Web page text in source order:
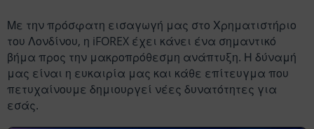
Με την πρόσφατη εισαγωγή μας στο Χρηματιστήριο
του Λονδίνου, η iFOREX έχει κάνει ένα σημαντικό
βήμα προς την μακροπρόθεσμη ανάπτυξη. Η δύναμή
μας είναι η ευκαιρία μας και κάθε επίτευγμα που
πετυχαίνουμε δημιουργεί νέες δυνατότητες για
εσάς.